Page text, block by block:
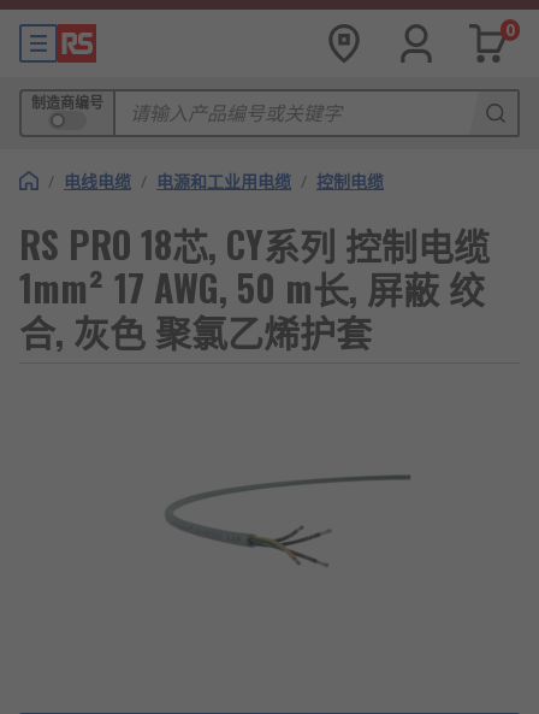
0
制造商编号
/ 电线电缆 / 电源和工业用电缆 / 控制电缆
RS PRO 18芯, CY系列 控制电缆
1mm² 17 AWG, 50 m长, 屏蔽 绞
合, 灰色 聚氯乙烯护套